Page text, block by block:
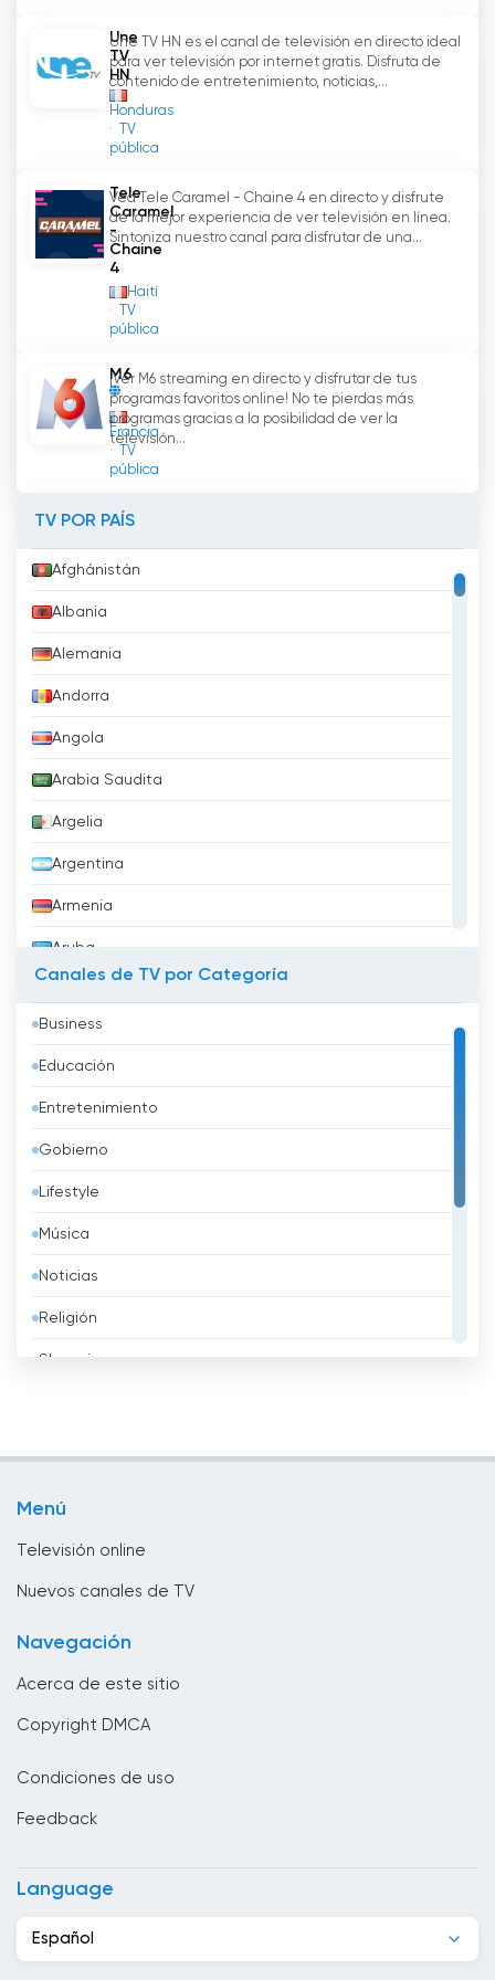
Une
TV
HN
Honduras
TV
pública
Une TV HN es el canal de televisión en directo ideal
para ver televisión por internet gratis. Disfruta de
contenido de entretenimiento, noticias,...
Tele
Caramel
-
Chaine
4
Haití
TV
pública
Vea Tele Caramel - Chaine 4 en directo y disfrute
de la mejor experiencia de ver televisión en línea.
Sintoniza nuestro canal para disfrutar de una...
M6
Francia
TV
pública
¡Ver M6 streaming en directo y disfrutar de tus
programas favoritos online! No te pierdas más
programas gracias a la posibilidad de ver la
televisión...
TV POR PAÍS
Afghánistán
Albania
Alemania
Andorra
Angola
Arabia Saudita
Argelia
Argentina
Armenia
Aruba
Austria
Azerbaidzhán
Bahréin
Bangladesh
Barbados
Belarus
Bélgica
Belice
Canadá
Chad
Canales de TV por Categoría
Business
Educación
Entretenimiento
Gobierno
Lifestyle
Música
Noticias
Religión
Shopping
Menú
Televisión online
Nuevos canales de TV
Navegación
Acerca de este sitio
Copyright DMCA
Condiciones de uso
Feedback
Language
Español